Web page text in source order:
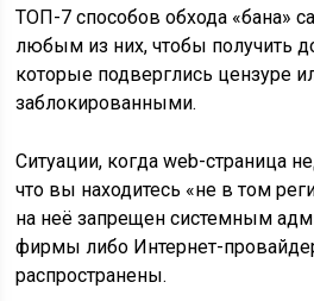
ТОП-7 способов обхода «бана»
любым из них, чтобы получить
которые подверглись цензуре
заблокированными.
Ситуации, когда web-страница
что вы находитесь «не в том
на неё запрещен системным
фирмы либо Интернет-
распространены.